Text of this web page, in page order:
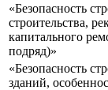
«Безопасность
строительства,
капитального
подряд)»
«Безопасность
зданий,